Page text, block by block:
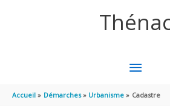
MENU
Accueil Démarches Urbanisme Cadastre